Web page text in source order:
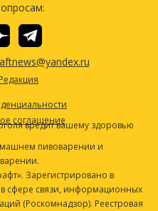
Редакция
соглашение
вредит вашему здоровью
пивоварении и
Зарегистрировано в
сфере связи, информационных
(Роскомнадзор). Реестровая